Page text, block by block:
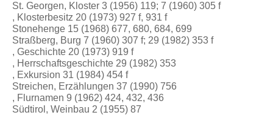
St. Georgen, Kloster 3 (1956) 119; 7 (1960) 305 f
, Klosterbesitz 20 (1973) 927 f, 931 f
Stonehenge 15 (1968) 677, 680, 684, 699
Straßberg, Burg 7 (1960) 307 f; 29 (1982) 353 f
, Geschichte 20 (1973) 919 f
, Herrschaftsgeschichte 29 (1982) 353
, Exkursion 31 (1984) 454 f
Streichen, Erzählungen 37 (1990) 756
, Flurnamen 9 (1962) 424, 432, 436
Südtirol, Weinbau 2 (1955) 87